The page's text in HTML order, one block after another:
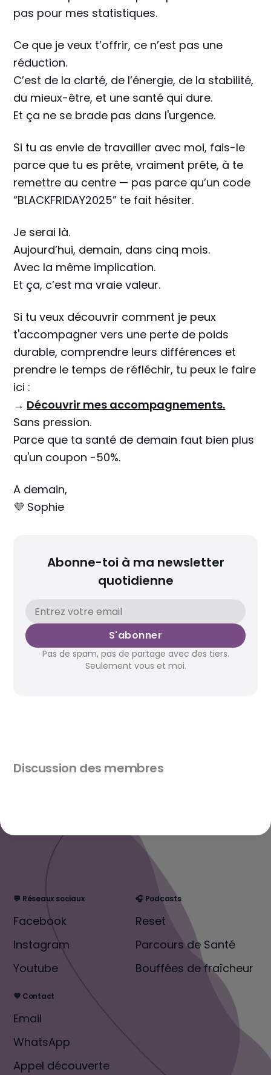
pas pour mes statistiques.
Ce que je veux t’offrir, ce n’est pas une
réduction.
C’est de la clarté, de l’énergie, de la stabilité,
du mieux-être, et une santé qui dure.
Et ça ne se brade pas dans l'urgence.
Si tu as envie de travailler avec moi, fais-le
parce que tu es prête, vraiment prête, à te
remettre au centre — pas parce qu’un code
“BLACKFRIDAY2025” te fait hésiter.
Je serai là.
Aujourd’hui, demain, dans cinq mois.
Avec la même implication.
Et ça, c’est ma vraie valeur.
Si tu veux découvrir comment je peux
t'accompagner vers une perte de poids
durable, comprendre leurs différences et
prendre le temps de réfléchir, tu peux le faire
ici :
→ Découvrir mes accompagnements.
Sans pression.
Parce que ta santé de demain faut bien plus
qu'un coupon -50%.
A demain,
💜 Sophie
Abonne-toi à ma newsletter
quotidienne
S'abonner
Pas de spam, pas de partage avec des tiers.
Seulement vous et moi.
Discussion des membres
💬 Réseaux sociaux
Facebook
Instagram
Youtube
🎧 Podcasts
Reset
Parcours de Santé
Bouffées de fraîcheur
💜 Contact
Email
WhatsApp
Appel découverte